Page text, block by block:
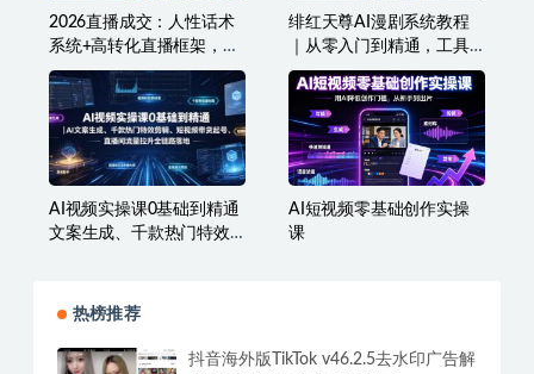
2026直播成交：人性话术
系统+高转化直播框架，打
造千万级主播成交能力
绯红天尊AI漫剧系统教程
｜从零入门到精通，工具
运用+剧本创作+爆款逻辑
+提示词素材+镜头剪辑，
全套爆款漫剧落地实战课
AI视频实操课0基础到精通
文案生成、千款热门特效
AI短视频零基础创作实操
课
热榜推荐
抖音海外版TikTok v46.2.5去水印广告解